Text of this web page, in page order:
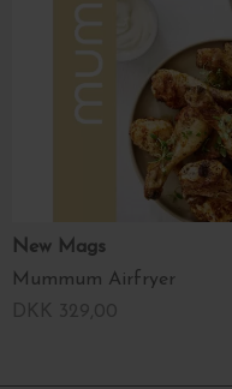
New Mags
Mummum Airfryer